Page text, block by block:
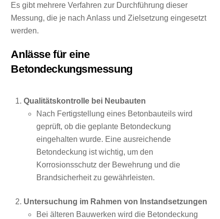
Es gibt mehrere Verfahren zur Durchführung dieser
Messung, die je nach Anlass und Zielsetzung eingesetzt
werden.
Anlässe für eine
Betondeckungsmessung
Qualitätskontrolle bei Neubauten
Nach Fertigstellung eines Betonbauteils wird
geprüft, ob die geplante Betondeckung
eingehalten wurde. Eine ausreichende
Betondeckung ist wichtig, um den
Korrosionsschutz der Bewehrung und die
Brandsicherheit zu gewährleisten.
Untersuchung im Rahmen von Instandsetzungen
Bei älteren Bauwerken wird die Betondeckung